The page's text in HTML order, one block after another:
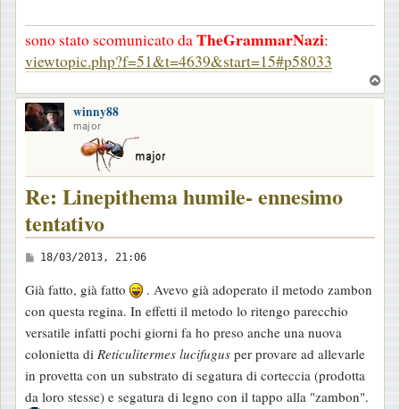
sono stato scomunicato daTheGrammarNazi:
viewtopic.php?f=51&t=4639&start=15#p58033
o
winny88
major
Re: Linepithema humile- ennesimo
tentativo
M
s
s
a
g
g
i
18/03/2013, 21:06
Già fatto, già fatto
. Avevo già adoperato il metodo zambon
con questa regina. In effetti il metodo lo ritengo parecchio
versatile infatti pochi giorni fa ho preso anche una nuova
colonietta di Reticulitermes lucifugus per provare ad allevarle
in provetta con un substrato di segatura di corteccia (prodotta
da loro stesse) e segatura di legno con il tappo alla "zambon".